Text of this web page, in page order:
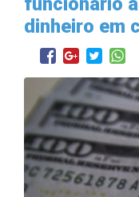
dinheiro em